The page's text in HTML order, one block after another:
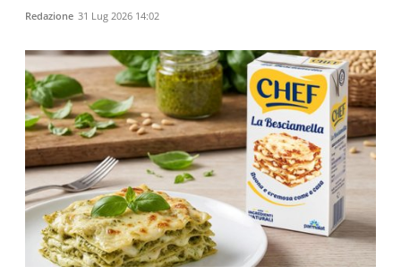
Redazione 31 Lug 2026 14:02